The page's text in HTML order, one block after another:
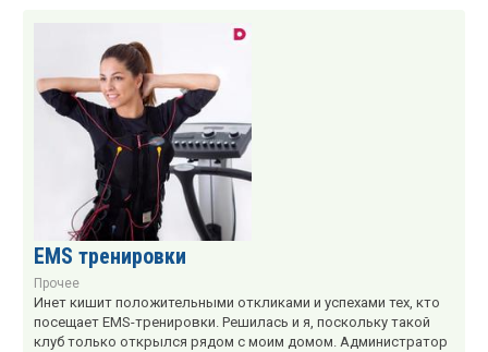
EMS тренировки
Прочее
Инет кишит положительными откликами и успехами тех, кто
посещает EMS-тренировки. Решилась и я, поскольку такой
клуб только открылся рядом с моим домом. Администратор